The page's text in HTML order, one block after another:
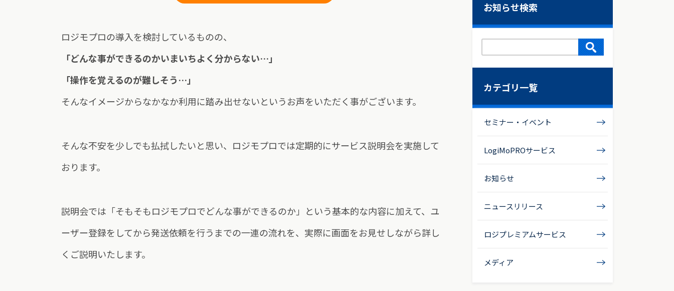
ロジモプロの導入を検討しているものの、
「どんな事ができるのかいまいちよく分からない…」
「操作を覚えるのが難しそう…」
そんなイメージからなかなか利用に踏み出せないというお声をいただく事がございます。
そんな不安を少しでも払拭したいと思い、ロジモプロでは定期的にサービス説明会を実施して
おります。
説明会では「そもそもロジモプロでどんな事ができるのか」という基本的な内容に加えて、ユ
ーザー登録をしてから発送依頼を行うまでの一連の流れを、実際に画面をお見せしながら詳し
くご説明いたします。
お知らせ検索
カテゴリ一覧
セミナー・イベント
LogiMoPROサービス
お知らせ
ニュースリリース
ロジプレミアムサービス
メディア